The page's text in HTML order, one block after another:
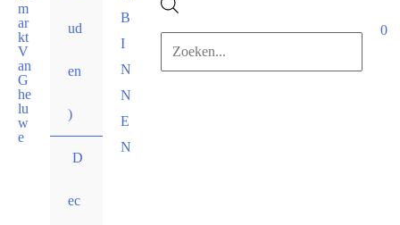
ud
en
)
D
ec
B
I
N
N
E
N
search
0